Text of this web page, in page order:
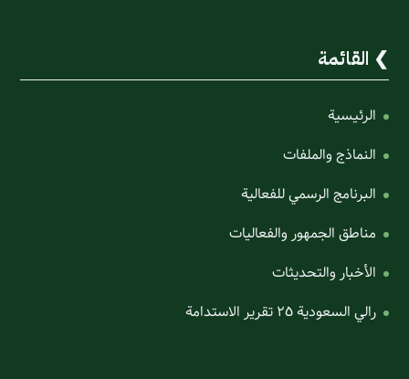
القائمة
الرئيسية
النماذج والملفات
البرنامج الرسمي للفعالية
مناطق الجمهور والفعاليات
الأخبار والتحديثات
رالي السعودية ٢٥ تقرير الاستدامة